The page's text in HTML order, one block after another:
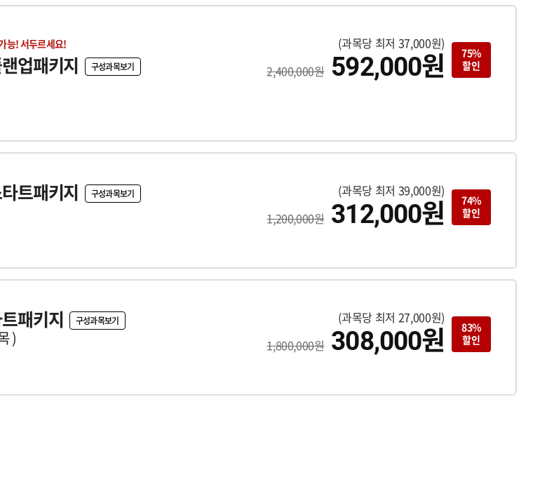
능! 서두르세요!
업패키지 구성과목보기 2,400,000원
(과목당 최저 37,000원)
592,000원
75%
할인
트패키지 구성과목보기
1,200,000원
(과목당 최저 39,000원)
312,000원
74%
할인
패키지
)
구성과목보기
1,800,000원
(과목당 최저 27,000원)
308,000원
83%
할인